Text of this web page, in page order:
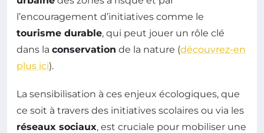
l’encouragement d’initiatives comme le
tourisme durable, qui peut jouer un rôle clé
dans la conservation de la nature (découvrez-en
plus ici).
La sensibilisation à ces enjeux écologiques, que
ce soit à travers des initiatives scolaires ou via les
réseaux sociaux, est cruciale pour mobiliser une